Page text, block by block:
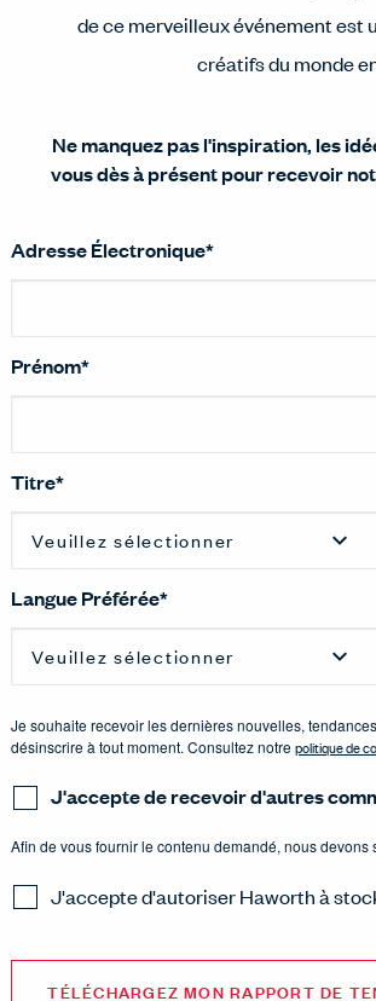
de ce merveilleux événement est
créatifs du monde
Ne manquez pas l'inspiration, les
vous dès à présent pour recevoir
Adresse Électronique*
Prénom*
Titre*
Langue Préférée*
Je souhaite recevoir les dernières nouvelles,
désinscrire à tout moment. Consultez notrepolitique de
J'accepte de recevoir d'autres
Afin de vous fournir le contenu demandé, nous
J'accepte d'autoriser Haworth à